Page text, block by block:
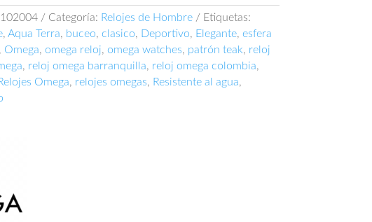
Categoría: Relojes de Hombre
Etiquetas:
, Aqua Terra, buceo, clasico, Deportivo, Elegante, esfera
Omega, omega reloj, omega watches, patrón teak, reloj
, reloj omega barranquilla, reloj omega colombia,
Omega, relojes omegas, Resistente al agua,